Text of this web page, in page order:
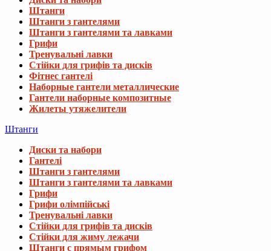
Штанги
Штанги з гантелями
Штанги з гантелями та лавками
Грифи
Тренувальні лавки
Стійки для грифів та дисків
Фітнес гантелі
Наборные гантели металлические
Гантели наборные композитные
Жилеты утяжелители
Штанги
Диски та набори
Гантелі
Штанги з гантелями
Штанги з гантелями та лавками
Грифи
Грифи олімпійські
Тренувальні лавки
Стійки для грифів та дисків
Стійки для жиму лежачи
Штанги с прямым грифом